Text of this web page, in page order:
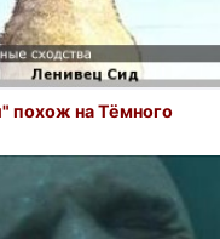
похож на Тёмного